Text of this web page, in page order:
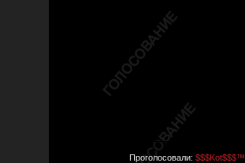
Проголосовали: $$$Kot$$$™